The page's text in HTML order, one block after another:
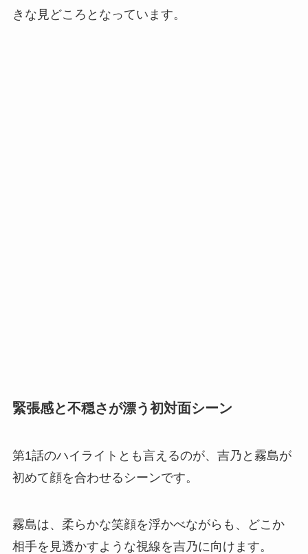
きな見どころとなっています。
緊張感と不穏さが漂う初対面シーン
第1話のハイライトとも言えるのが、吉乃と霧島が
初めて顔を合わせるシーンです。
霧島は、柔らかな笑顔を浮かべながらも、どこか
相手を見透かすような視線を吉乃に向けます。